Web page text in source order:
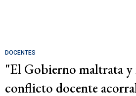
DOCENTES
"El Gobierno maltrata y
conflicto docente